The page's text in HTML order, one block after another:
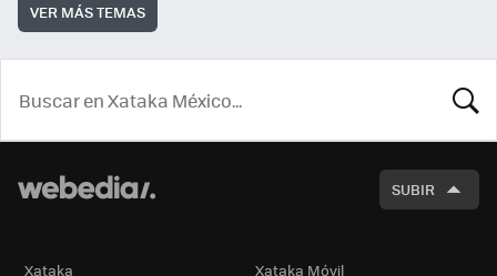
VER MÁS TEMAS
SUBIR
Xataka
Xataka Móvil